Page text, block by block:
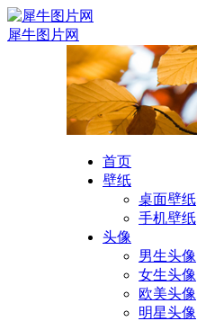
犀牛图片网
首页
壁纸
桌面壁纸
手机壁纸
头像
男生头像
女生头像
欧美头像
明星头像